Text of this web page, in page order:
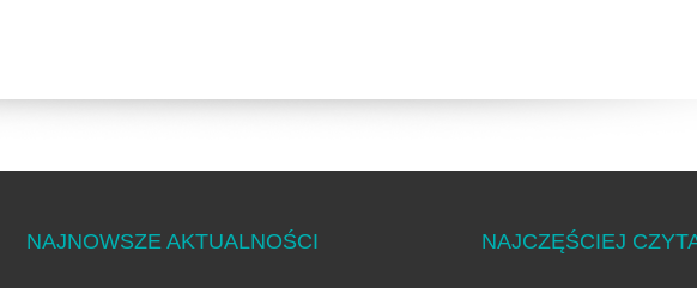
NAJNOWSZE AKTUALNOŚCI NAJCZĘŚCIEJ